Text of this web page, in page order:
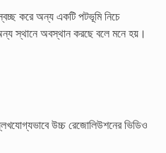
করে অন্য একটি পটভূমি নিচে
স্থানে অবস্থান করছে বলে মনে হয়।
উচ্চ রেজোলিউশনের ভিডিও